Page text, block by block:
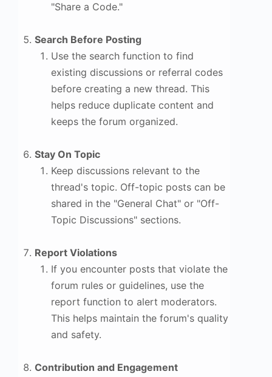
"Share a Code."
Search Before Posting
Use the search function to find
existing discussions or referral codes
before creating a new thread. This
helps reduce duplicate content and
keeps the forum organized.
Stay On Topic
Keep discussions relevant to the
thread's topic. Off-topic posts can be
shared in the "General Chat" or "Off-
Topic Discussions" sections.
Report Violations
If you encounter posts that violate the
forum rules or guidelines, use the
report function to alert moderators.
This helps maintain the forum's quality
and safety.
Contribution and Engagement